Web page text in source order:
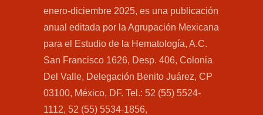
enero-diciembre 2025, es una publicación
anual editada por la Agrupación Mexicana
para el Estudio de la Hematología, A.C.
San Francisco 1626, Desp. 406, Colonia
Del Valle, Delegación Benito Juárez, CP
03100, México, DF. Tel.: 52 (55) 5524-
1112, 52 (55) 5534-1856,